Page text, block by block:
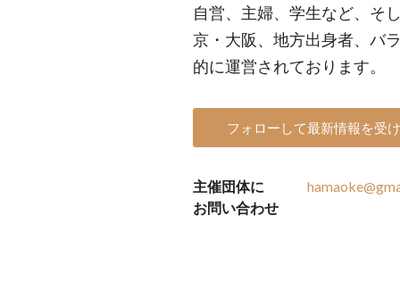
自営、主婦、学生など、そ
京・大阪、地方出身者、バ
的に運営されております。
フォローして最新情報を受
主催団体に
お問い合わせ